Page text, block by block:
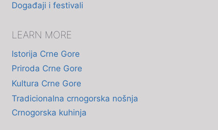
Događaji i festivali
LEARN MORE
Istorija Crne Gore
Priroda Crne Gore
Kultura Crne Gore
Tradicionalna crnogorska nošnja
Crnogorska kuhinja